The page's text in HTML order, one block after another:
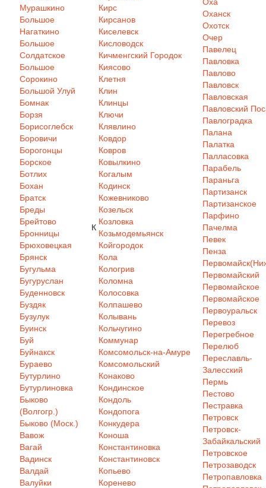
Мурашкино
Большое
Нагаткино
Большое
Солдатское
Большое
Сорокино
Большой Улуй
Бомнак
Борзя
Борисоглебск
Боровичи
Борогонцы
Борское
Ботлих
Бохан
Братск
Бреды
Брейтово
Бронницы
Брюховецкая
Брянск
Бугульма
Бугуруслан
Буденновск
Буздяк
Бузулук
Буинск
Буй
Буйнакск
Бураево
Бутурлино
Бутурлиновка
Быково
(Волгогр.)
Быково (Моск.)
Вавож
Вагай
Вадинск
Валдай
Валуйки
К
Кирс
Кирсанов
Киселевск
Кисловодск
Кичменгский Городок
Киясово
Клетня
Клин
Клинцы
Ключи
Клявлино
Ковдор
Ковров
Ковылкино
Когалым
Кодинск
Кожевниково
Козельск
Козловка
Козьмодемьянск
Койгородок
Кола
Кологрив
Коломна
Колосовка
Колпашево
Колывань
Кольчугино
Коммунар
Комсомольск-на-Амуре
Комсомольский
Конаково
Кондинское
Кондоль
Кондопога
Конкудера
Коноша
Константиновка
Константиновск
Копьево
Коренево
Оханск
Охотск
Очер
Павелец
Павловка
Павлово
Павловск
Павловская
Павловский
Павлоградка
Палана
Палатка
Палласовка
Парабель
Параньга
Партизанск
Партизанское
Парфино
Пачелма
Певек
Пенза
Первомайский
Первомайское
Первомайское
Первоуральск
Перевоз
Перегребное
Перелюб
Переславль-
Залесский
Пермь
Пестово
Пестравка
Петровск
Петровск-
Забайкальский
Петровское
Петрозаводск
Петропавловка